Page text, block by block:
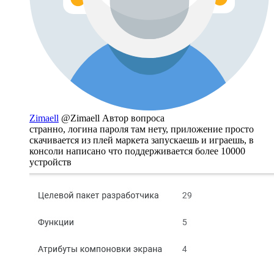
Zimaell @Zimaell Автор вопроса
странно, логина пароля там нету, приложение просто
скачивается из плей маркета запускаешь и играешь, в
консоли написано что поддерживается более 10000
устройств